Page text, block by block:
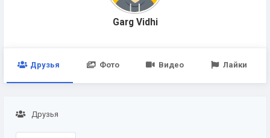
Garg Vidhi
Друзья Фото Видео Лайки
Друзья